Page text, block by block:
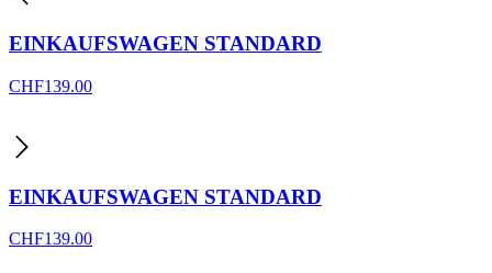
EINKAUFSWAGEN STANDARD
CHF139.00
EINKAUFSWAGEN STANDARD
CHF139.00